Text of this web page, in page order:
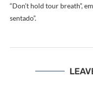
“Don’t hold tour breath”,
sentado”.